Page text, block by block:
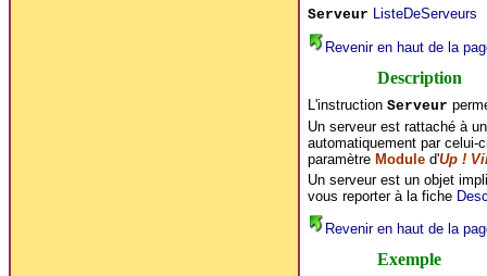
Serveur ListeDeServeurs
Revenir en haut de la
Description
L'instruction Serveur
Un serveur est rattaché à
automatiquement par celui-
paramètre Moduled'Up !
Un serveur est un objet
vous reporter à la fiche
Revenir en haut de la
Exemple